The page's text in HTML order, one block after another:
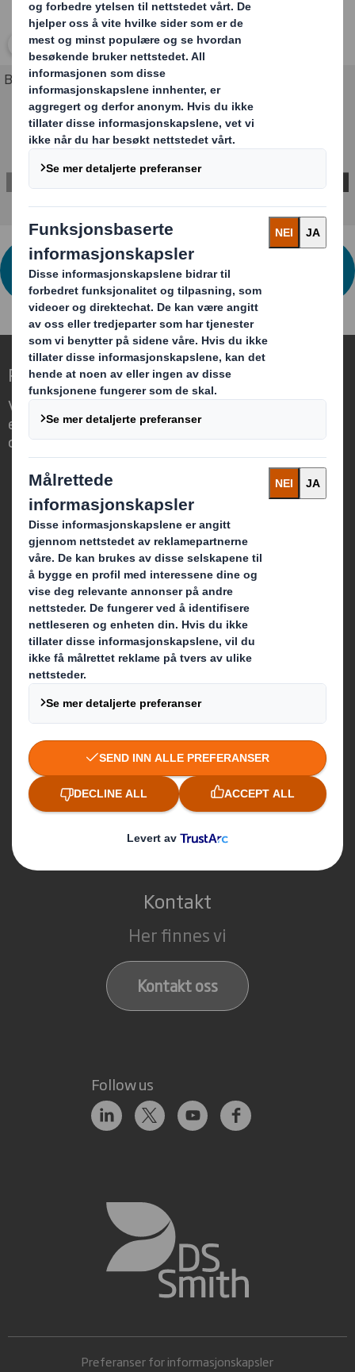
Klikk for å utvide bildet
Brosjyrestativ for trykksaker i A4- og A5-format.
VIL DU HA HJELP MED EN
STANDARDLØSNING? KONTAKT OSS
Redefining Packaging for a Changing World
Vi skiller oss ut ved å se muligheten for at
emballasje kan spille en viktig rolle i vår
omverden.
Hvem er vi?
Om oss
Bærekraft
Media
Karriere
Hva gjør vi?
Emballasje
Point of Sales Display Solutions
Easyad Outdoor Media System
Kontakt
Her finnes vi
Kontakt oss
Follow us
Preferanser for informasjonskapsler